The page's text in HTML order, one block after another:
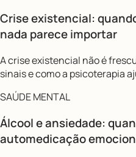
Crise existencial:
nada parece importar
A crise existencial não é
sinais e como a psicoterapia
SAÚDE MENTAL
Álcool e ansiedade:
automedicação